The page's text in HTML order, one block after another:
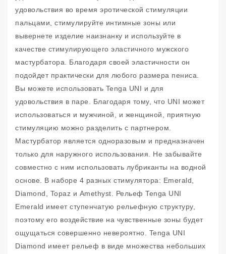
удовольствия во время эротической стимуляции
пальцами, стимулируйте интимные зоны или
вывернете изделие наизнанку и используйте в
качестве стимулирующего эластичного мужского
мастурбатора. Благодаря своей эластичности он
подойдет практически для любого размера пениса.
Вы можете использовать Tenga UNI и для
удовольствия в паре. Благодаря тому, что UNI может
использоваться и мужчиной, и женщиной, приятную
стимуляцию можно разделить с партнером.
Мастурбатор является одноразовым и предназначен
только для наружного использования. Не забывайте
совместно с ним использовать лубриканты на водной
основе. В наборе 4 разных стимулятора: Emerald,
Diamond, Topaz и Amethyst. Рельеф Tenga UNI
Emerald имеет ступенчатую рельефную структуру,
поэтому его воздействие на чувственные зоны будет
ощущаться совершенно невероятно. Tenga UNI
Diamond имеет рельеф в виде множества небольших